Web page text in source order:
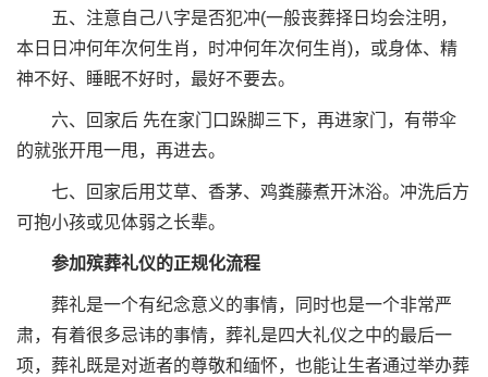
五、注意自己八字是否犯冲(一般丧葬择日均会注明，
本日日冲何年次何生肖，时冲何年次何生肖)，或身体、精
神不好、睡眠不好时，最好不要去。
六、回家后 先在家门口跺脚三下，再进家门，有带伞
的就张开甩一甩，再进去。
七、回家后用艾草、香茅、鸡粪藤煮开沐浴。冲洗后方
可抱小孩或见体弱之长辈。
参加殡葬礼仪的正规化流程
葬礼是一个有纪念意义的事情，同时也是一个非常严
肃，有着很多忌讳的事情，葬礼是四大礼仪之中的最后一
项，葬礼既是对逝者的尊敬和缅怀，也能让生者通过举办葬